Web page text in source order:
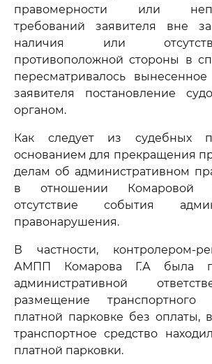
правомерности или
требований заявителя вне
наличия или
противоположной стороны в
пересматривалось
заявителя постановление
органом.
Как следует из судебных
основанием для прекращения
делам об административном
в отношении Комаровой
отсутствие события
правонарушения.
В частности, контролером-
АМПП Комарова Г.А была
административной
размещение транспортного
платной парковке без оплаты,
транспортное средство
платной парковки.